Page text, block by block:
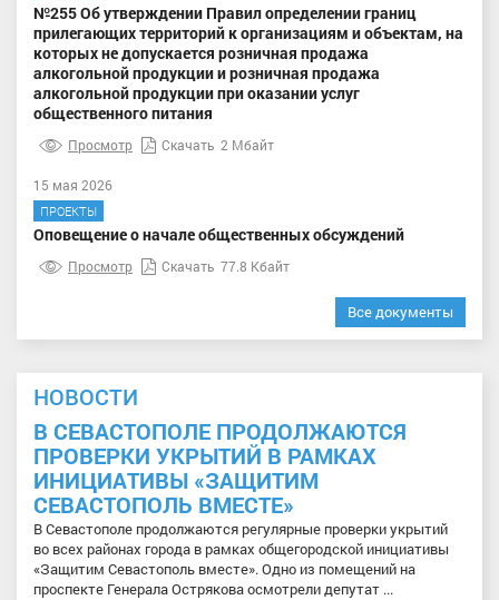
№255 Об утверждении Правил определении границ
прилегающих территорий к организациям и объектам, на
которых не допускается розничная продажа
алкогольной продукции и розничная продажа
алкогольной продукции при оказании услуг
общественного питания
Просмотр Скачать 2 Мбайт
15 мая 2026
ПРОЕКТЫ
Оповещение о начале общественных обсуждений
Просмотр Скачать 77.8 Кбайт
Все документы
НОВОСТИ
В СЕВАСТОПОЛЕ ПРОДОЛЖАЮТСЯ
ПРОВЕРКИ УКРЫТИЙ В РАМКАХ
ИНИЦИАТИВЫ «ЗАЩИТИМ
СЕВАСТОПОЛЬ ВМЕСТЕ»
В Севастополе продолжаются регулярные проверки укрытий
во всех районах города в рамках общегородской инициативы
«Защитим Севастополь вместе». Одно из помещений на
проспекте Генерала Острякова осмотрели депутат ...